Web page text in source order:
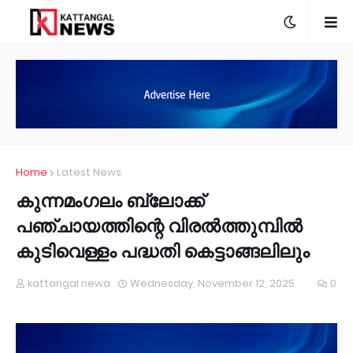
Home Latest News
കുന്നമംഗലം ബ്ലോക്ക്
പഞ്ചായത്തിന്റെ വിരൽത്തുമ്പിൽ
കുടിവെള്ളം പദ്ധതി കെട്ടാങ്ങലിലും
kattangal newa Wednesday, November 12, 2025 0